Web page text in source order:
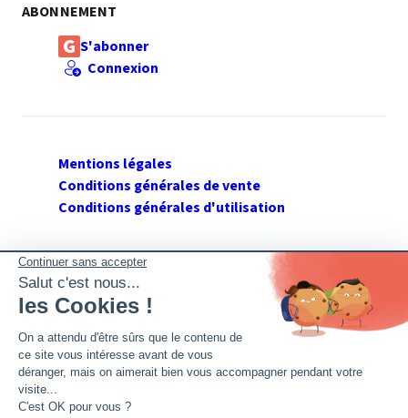
ABONNEMENT
S'abonner
Connexion
Mentions légales
Conditions générales de vente
Conditions générales d'utilisation
SUIVEZ GERANT DE SARL
Twitter
Facebook